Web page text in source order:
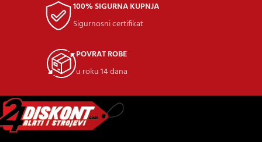
100% SIGURNA KUPNJA
Sigurnosni certifikat
POVRAT ROBE
u roku 14 dana